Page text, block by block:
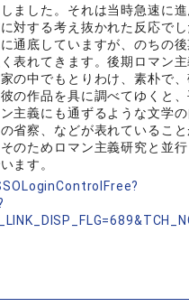
ました。それは当時急速に
対する考え抜かれた反応で
通底していますが、のちの
表れてきます。後期ロマン
の中でもとりわけ、素朴で
の作品を具に調べてゆくと
主義にも通ずるような文学
省察、などが表れているこ
のためロマン主義研究と並
ます。